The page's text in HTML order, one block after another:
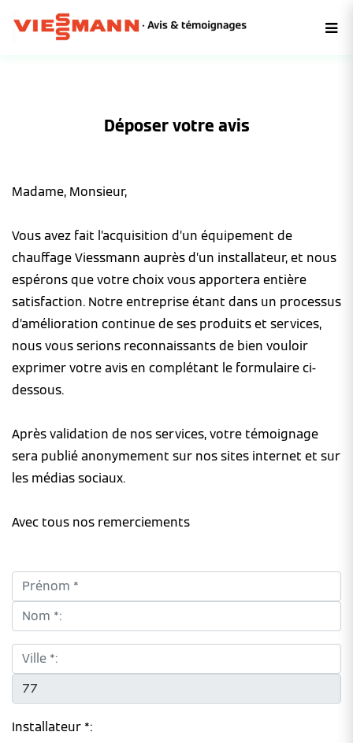
Déposer votre avis
Madame, Monsieur,
Vous avez fait l’acquisition d’un équipement de
chauffage Viessmann auprès d’un installateur, et nous
espérons que votre choix vous apportera entière
satisfaction. Notre entreprise étant dans un processus
d’amélioration continue de ses produits et services,
nous vous serions reconnaissants de bien vouloir
exprimer votre avis en complétant le formulaire ci-
dessous.
Après validation de nos services, votre témoignage
sera publié anonymement sur nos sites internet et sur
les médias sociaux.
Avec tous nos remerciements
Prénom *:
Nom *:
Ville *:
CP *:
Installateur *: